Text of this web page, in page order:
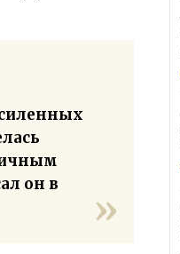
он в